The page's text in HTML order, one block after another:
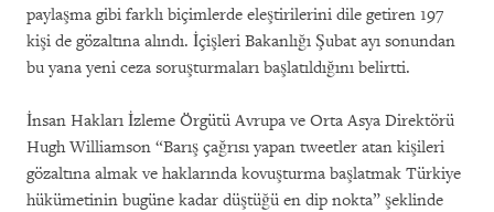
paylaşma gibi farklı biçimlerde eleştirilerini dile getiren 197
kişi de gözaltına alındı. İçişleri Bakanlığı Şubat ayı sonundan
bu yana yeni ceza soruşturmaları başlatıldığını belirtti.
İnsan Hakları İzleme Örgütü Avrupa ve Orta Asya Direktörü
Hugh Williamson “Barış çağrısı yapan tweetler atan kişileri
gözaltına almak ve haklarında kovuşturma başlatmak Türkiye
hükümetinin bugüne kadar düştüğü en dip nokta” şeklinde